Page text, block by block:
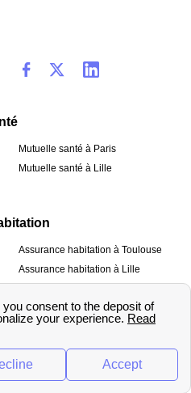
Mutuelle santé à Paris
Mutuelle santé à Lille
Assurance habitation à Toulouse
Assurance habitation à Lille
Mentions légales